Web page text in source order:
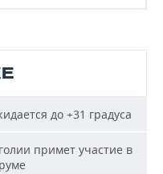
до +31 градуса
примет участие в